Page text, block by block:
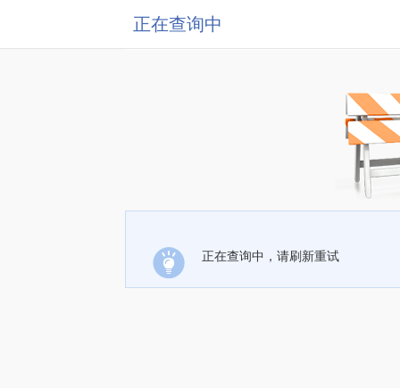
正在查询中
正在查询中，请刷新重试